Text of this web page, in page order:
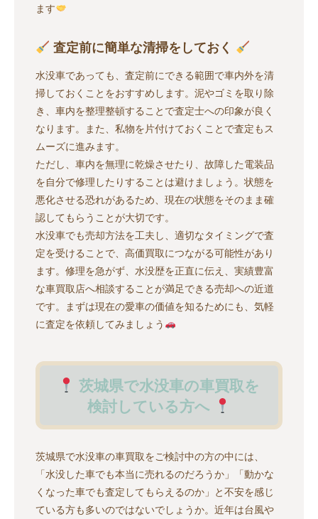
ます
査定前に簡単な清掃をしておく
水没車であっても、査定前にできる範囲で車内外を清
掃しておくことをおすすめします。泥やゴミを取り除
き、車内を整理整頓することで査定士への印象が良く
なります。また、私物を片付けておくことで査定もス
ムーズに進みます。
ただし、車内を無理に乾燥させたり、故障した電装品
を自分で修理したりすることは避けましょう。状態を
悪化させる恐れがあるため、現在の状態をそのまま確
認してもらうことが大切です。
水没車でも売却方法を工夫し、適切なタイミングで査
定を受けることで、高価買取につながる可能性があり
ます。修理を急がず、水没歴を正直に伝え、実績豊富
な車買取店へ相談することが満足できる売却への近道
です。まずは現在の愛車の価値を知るためにも、気軽
に査定を依頼してみましょう
茨城県で水没車の車買取を
検討している方へ
茨城県で水没車の車買取をご検討中の方の中には、
「水没した車でも本当に売れるのだろうか」「動かな
くなった車でも査定してもらえるのか」と不安を感じ
ている方も多いのではないでしょうか。近年は台風や